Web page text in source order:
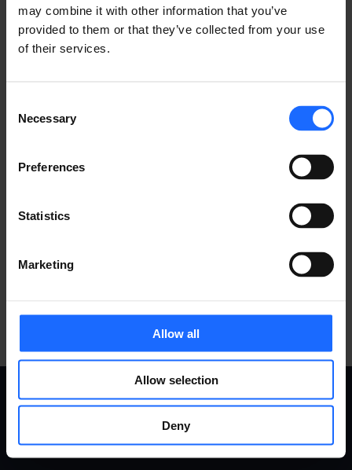
may combine it with other information that you’ve
provided to them or that they’ve collected from your use
of their services.
Selection
Necessary
Preferences
Statistics
Marketing
Allow all
Allow selection
Deny
対応製品すべての製品を見る
​対応アクセサリ
事例集 製品